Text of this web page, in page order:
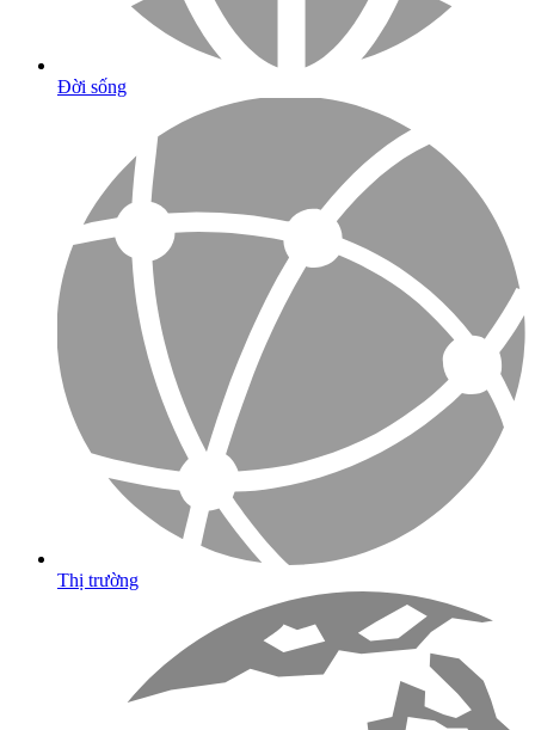
Đời sống
Thị trường